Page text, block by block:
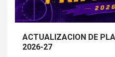
ACTUALIZACION DE
2026-27